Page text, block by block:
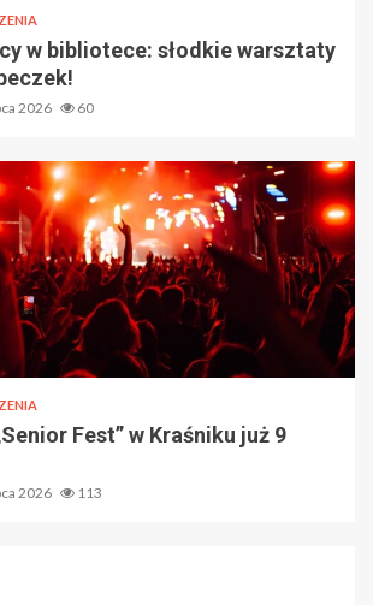
w bibliotece: słodkie warsztaty
2026 60
Fest” w Kraśniku już 9
2026 113